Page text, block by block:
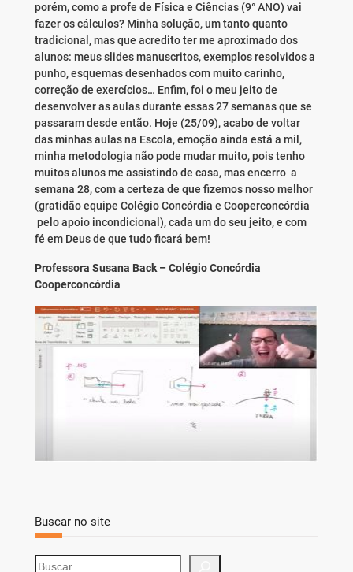
porém, como a profe de Física e Ciências (9° ANO) vai
fazer os cálculos? Minha solução, um tanto quanto
tradicional, mas que acredito ter me aproximado dos
alunos: meus slides manuscritos, exemplos resolvidos a
punho, esquemas desenhados com muito carinho,
correção de exercícios… Enfim, foi o meu jeito de
desenvolver as aulas durante essas 27 semanas que se
passaram desde então. Hoje (25/09), acabo de voltar
das minhas aulas na Escola, emoção ainda está a mil,
minha metodologia não pode mudar muito, pois tenho
muitos alunos me assistindo de casa, mas encerro a
semana 28, com a certeza de que fizemos nosso melhor
(gratidão equipe Colégio Concórdia e Cooperconcórdia
pelo apoio incondicional), cada um do seu jeito, e com
fé em Deus de que tudo ficará bem!
Professora Susana Back – Colégio Concórdia
Cooperconcórdia
Buscar no site
S